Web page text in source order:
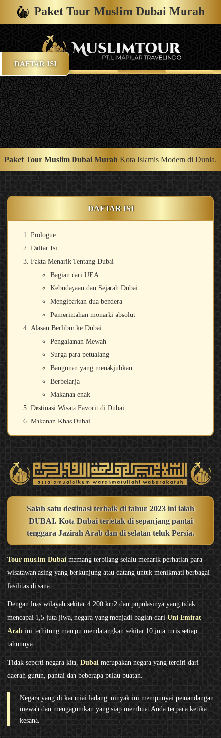
Paket Tour Muslim Dubai Murah
Paket Tour Muslim Dubai Murah Kota Islamis Modern di Dunia.
DAFTAR ISI
Prologue
Daftar Isi
Fakta Menarik Tentang Dubai
Bagian dari UEA
Kebudayaan dan Sejarah Dubai
Mengibarkan dua bendera
Pemerintahan monarki absolut
Alasan Berlibur ke Dubai
Pengalaman Mewah
Surga para petualang
Bangunan yang menakjubkan
Berbelanja
Makanan enak
Destinasi Wisata Favorit di Dubai
Makanan Khas Dubai
Salah satu destinasi terbaik di tahun 2023 ini ialah
DUBAI. Kota Dubai terletak di sepanjang pantai
tenggara Jazirah Arab dan di selatan teluk Persia.
Tour muslim Dubai memang terbilang selalu menarik perhatian para
wisatawan asing yang berkunjung atau datang untuk menikmati berbagai
fasilitas di sana.
Dengan luas wilayah sekitar 4.200 km2 dan populasinya yang tidak
mencapai 1,5 juta jiwa, negara yang menjadi bagian dari Uni Emirat
Arab ini terhitung mampu mendatangkan sekitar 10 juta turis setiap
tahunnya.
Tidak seperti negara kita, Dubai merupakan negara yang terdiri dari
daerah gurun, pantai dan beberapa pulau buatan.
Negara yang di karuniai ladang minyak ini mempunyai pemandangan
mewah dan mengagumkan yang siap membuat Anda terpana ketika
kesana.
DAFTAR ISI